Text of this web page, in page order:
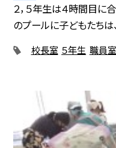
２，５年生は４時間目に
のプールに子どもたちは
校長室 ５年生 職員室